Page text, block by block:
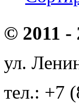
© 2011 -
ул.
тел.: +7